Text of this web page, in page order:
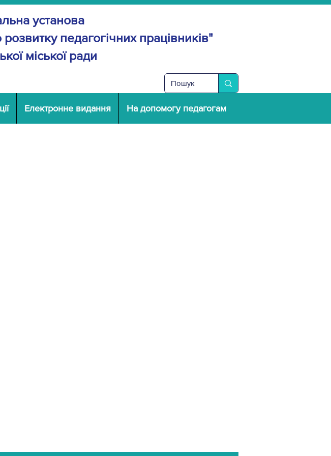
установа
розвитку педагогічних працівників"
міської ради
Електронне видання На допомогу педагогам